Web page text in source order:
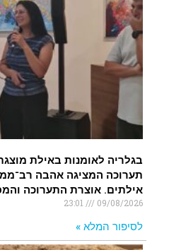
התיכון החדש על שם
השחמון באילת
בגלריה לאומנות באילת
תערוכה המציגה אהבה
אילתים. אוצרת התערוכה
09/08/2026
לסיפור המלא »